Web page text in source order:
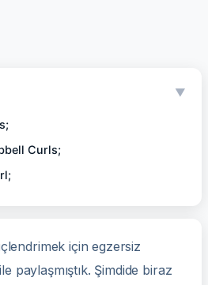
▼
Curls;
için egzersiz
paylaşmıştık. Şimdide biraz